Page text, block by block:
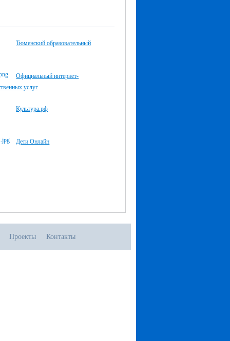
Тюменский образовательный
Официальный интернет-
услуг
Культура.рф
Дети Онлайн
Проекты Контакты